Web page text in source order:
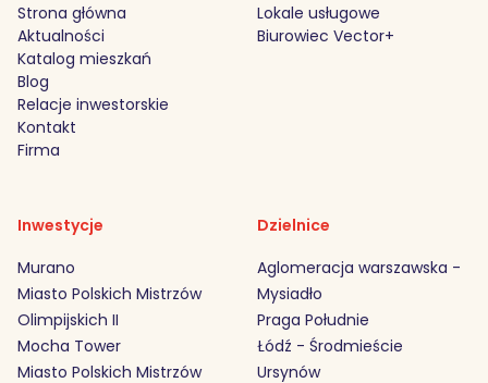
Strona główna
Aktualności
Katalog mieszkań
Blog
Relacje inwestorskie
Kontakt
Firma
Lokale usługowe
Biurowiec Vector+
Inwestycje
Murano
Miasto Polskich Mistrzów
Olimpijskich II
Mocha Tower
Miasto Polskich Mistrzów
Dzielnice
Aglomeracja warszawska -
Mysiadło
Praga Południe
Łódź - Środmieście
Ursynów